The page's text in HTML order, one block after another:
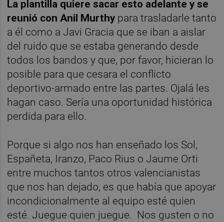
La plantilla quiere sacar esto adelante y se
reunió con Anil Murthy para trasladarle tanto
a él como a Javi Gracia que se iban a aislar
del ruido que se estaba generando desde
todos los bandos y que, por favor, hicieran lo
posible para que cesara el conflicto
deportivo-armado entre las partes. Ojalá les
hagan caso. Sería una oportunidad histórica
perdida para ello.
Porque si algo nos han enseñado los Sol,
Españeta, Iranzo, Paco Rius o Jaume Orti
entre muchos tantos otros valencianistas
que nos han dejado, es que había que apoyar
incondicionalmente al equipo esté quien
esté. Juegue quien juegue. Nos gusten o no